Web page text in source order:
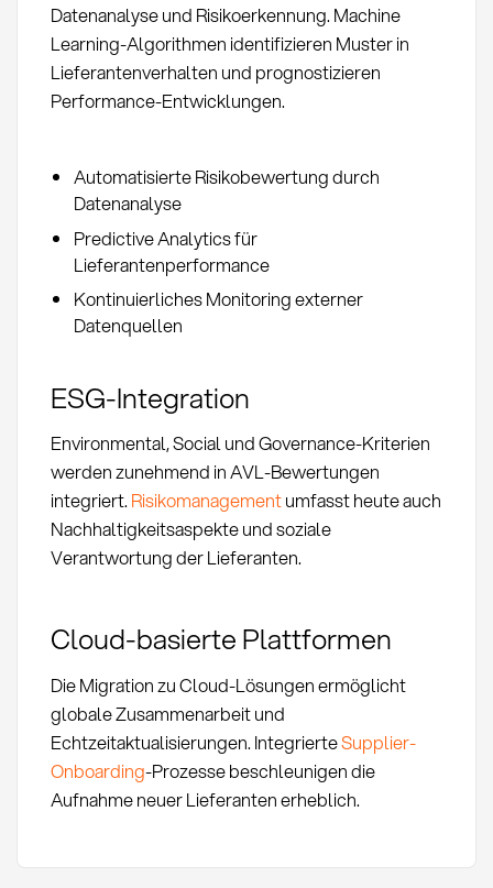
Datenanalyse und Risikoerkennung. Machine
Learning-Algorithmen identifizieren Muster in
Lieferantenverhalten und prognostizieren
Performance-Entwicklungen.
Automatisierte Risikobewertung durch
Datenanalyse
Predictive Analytics für
Lieferantenperformance
Kontinuierliches Monitoring externer
Datenquellen
ESG-Integration
Environmental, Social und Governance-Kriterien
werden zunehmend in AVL-Bewertungen
integriert. Risikomanagementumfasst heute auch
Nachhaltigkeitsaspekte und soziale
Verantwortung der Lieferanten.
Cloud-basierte Plattformen
Die Migration zu Cloud-Lösungen ermöglicht
globale Zusammenarbeit und
Echtzeitaktualisierungen. IntegrierteSupplier-
Onboarding-Prozesse beschleunigen die
Aufnahme neuer Lieferanten erheblich.